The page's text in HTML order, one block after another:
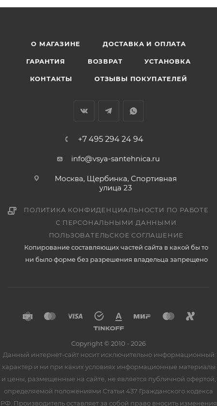
О МАГАЗИНЕ ДОСТАВКА И ОПЛАТА
ГАРАНТИЯ ВОЗВРАТ УСТАНОВКА
КОНТАКТЫ ОТЗЫВЫ ПОКУПАТЕЛЕЙ
+7 495 294 24 94
info@vsya-santehnica.ru
Москва, Щербинка, Спортивная
улица 23
ПОЛИТИКА КОНФИДЕНЦИАЛЬНОСТИ ПО РАБОТЕ
С ПЕРСОНАЛЬНЫМИ ДАННЫМИ
ПОЛЬЗОВАТЕЛЬСКОЕ СОГЛАШЕНИЕ
Копирование составляющих частей сайта в какой бы то
ни было форме без разрешения владельца запрещено
Copyright © 2010 - 2026
Данный интернет-сайт носит исключительно информационный
характер и ни при каких условиях информационные материалы
и цены, размещенные на сайте, не является публичной офертой,
определяемой положениями Статьи 437 Гражданского кодекса
РФ. Производитель оставляет за собой право вносить изменения